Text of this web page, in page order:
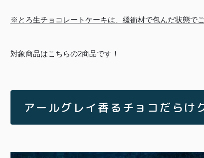
¥2,000〜
商品
メンバー
読みもの
お問い合
ご利用ガ
イド
※とろ生チョコレートケーキは、緩衝材で包んだ状態で
対象商品はこちらの2商品です！
アールグレイ香るチョコだら